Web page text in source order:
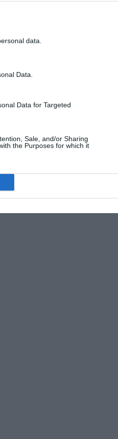
data.
Data.
Data for Targeted
Sale, and/or Sharing
the Purposes for which it